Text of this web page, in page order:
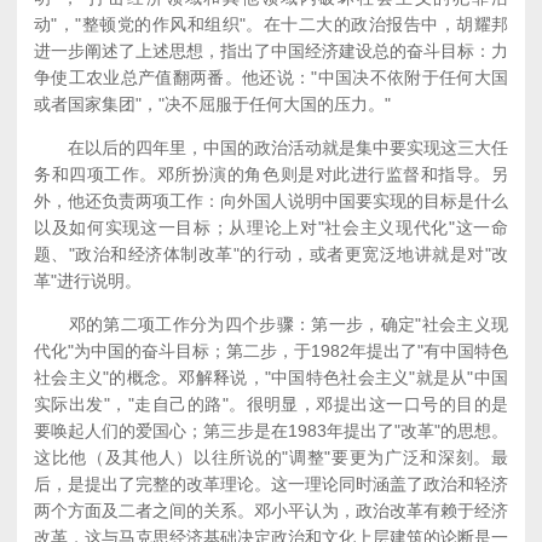
动"，"整顿党的作风和组织"。在十二大的政治报告中，胡耀邦
进一步阐述了上述思想，指出了中国经济建设总的奋斗目标：力
争使工农业总产值翻两番。他还说："中国决不依附于任何大国
或者国家集团"，"决不屈服于任何大国的压力。"
在以后的四年里，中国的政治活动就是集中要实现这三大任
务和四项工作。邓所扮演的角色则是对此进行监督和指导。另
外，他还负责两项工作：向外国人说明中国要实现的目标是什么
以及如何实现这一目标；从理论上对"社会主义现代化"这一命
题、"政治和经济体制改革"的行动，或者更宽泛地讲就是对"改
革"进行说明。
邓的第二项工作分为四个步骤：第一步，确定"社会主义现
代化"为中国的奋斗目标；第二步，于1982年提出了"有中国特色
社会主义"的概念。邓解释说，"中国特色社会主义"就是从"中国
实际出发"，"走自己的路"。很明显，邓提出这一口号的目的是
要唤起人们的爱国心；第三步是在1983年提出了"改革"的思想。
这比他（及其他人）以往所说的"调整"要更为广泛和深刻。最
后，是提出了完整的改革理论。这一理论同时涵盖了政治和轻济
两个方面及二者之间的关系。邓小平认为，政治改革有赖于经济
改革，这与马克思经济基础决定政治和文化上层建筑的论断是一